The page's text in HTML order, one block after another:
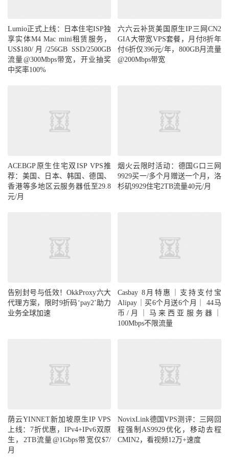
Lumio正式上线：日本住宅ISP独
享实体M4 Mac mini租赁服务，
US$180/月/256GB SSD/2500GB
流量@300Mbps带宽，开业抽奖
中奖率100%
六六云补货美国原生IP三网CN2
GIA大带宽VPS套餐，月付8折年
付6折仅396元/年，800GB月流量
@200Mbps带宽
ACEBGP原生住宅双ISP VPS推
荐：美国、日本、韩国、德国、
香港等多地区云服务器低至29.8
元/月
烟火云限时活动：德国G口三网
9929买一/多个月赠送一个月，洛
杉矶9929住宅2TB流量40元/月
告别封号与低效！OkkProxy六大
代理方案，限时9折码‘pay2’助力
业务全球加速
Casbay 8月特惠｜支持支付宝
Alipay｜买6个月送6个月｜ 44马
币/月｜马来西亚服务器｜
100Mbps不限流量
荫云YINNET新加坡原生IP VPS
上线：7折优惠，IPv4+IPv6双原
生，2TB流量@1Gbps带宽仅$7/
月
NovixLink德国VPS测评：三网回
程强制AS9929优化，移动去程
CMIN2，看视频12万+速度